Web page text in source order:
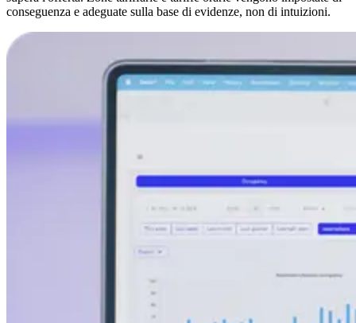
conseguenza e adeguate sulla base di evidenze, non di intuizioni.